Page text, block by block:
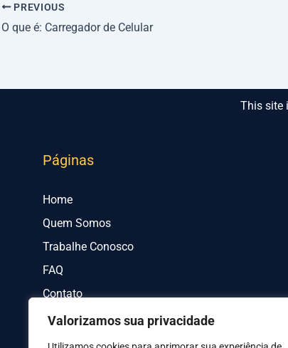
Valorizamos sua privacidade
PREVIOUS
O que é: Carregador de Celular
This site
Páginas
Home
Quem Somos
Trabalhe Conosco
FAQ
Contato